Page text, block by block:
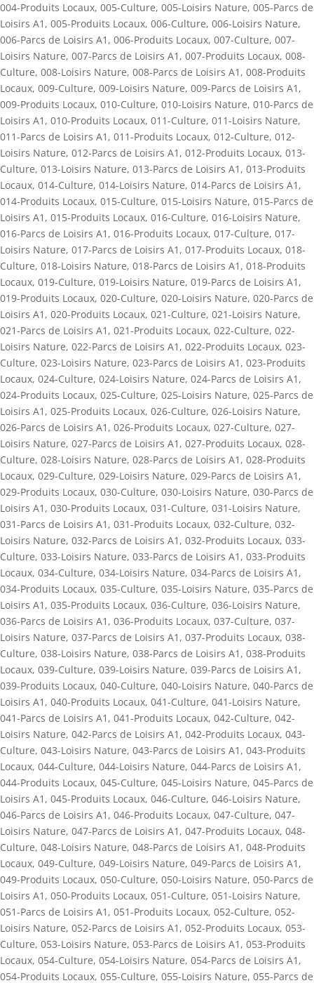
004-Produits Locaux, 005-Culture, 005-Loisirs Nature, 005-Parcs de
Loisirs A1 , 005-Produits Locaux, 006-Culture, 006-Loisirs Nature,
006-Parcs de Loisirs A1 , 006-Produits Locaux, 007-Culture, 007-
Loisirs Nature, 007-Parcs de Loisirs A1 , 007-Produits Locaux, 008-
Culture, 008-Loisirs Nature, 008-Parcs de Loisirs A1 , 008-Produits
Locaux, 009-Culture, 009-Loisirs Nature, 009-Parcs de Loisirs A1 ,
009-Produits Locaux, 010-Culture, 010-Loisirs Nature, 010-Parcs de
Loisirs A1 , 010-Produits Locaux, 011-Culture, 011-Loisirs Nature,
011-Parcs de Loisirs A1 , 011-Produits Locaux, 012-Culture, 012-
Loisirs Nature, 012-Parcs de Loisirs A1 , 012-Produits Locaux, 013-
Culture, 013-Loisirs Nature, 013-Parcs de Loisirs A1 , 013-Produits
Locaux, 014-Culture, 014-Loisirs Nature, 014-Parcs de Loisirs A1 ,
014-Produits Locaux, 015-Culture, 015-Loisirs Nature, 015-Parcs de
Loisirs A1 , 015-Produits Locaux, 016-Culture, 016-Loisirs Nature,
016-Parcs de Loisirs A1 , 016-Produits Locaux, 017-Culture, 017-
Loisirs Nature, 017-Parcs de Loisirs A1 , 017-Produits Locaux, 018-
Culture, 018-Loisirs Nature, 018-Parcs de Loisirs A1 , 018-Produits
Locaux, 019-Culture, 019-Loisirs Nature, 019-Parcs de Loisirs A1 ,
019-Produits Locaux, 020-Culture, 020-Loisirs Nature, 020-Parcs de
Loisirs A1 , 020-Produits Locaux, 021-Culture, 021-Loisirs Nature,
021-Parcs de Loisirs A1 , 021-Produits Locaux, 022-Culture, 022-
Loisirs Nature, 022-Parcs de Loisirs A1 , 022-Produits Locaux, 023-
Culture, 023-Loisirs Nature, 023-Parcs de Loisirs A1 , 023-Produits
Locaux, 024-Culture, 024-Loisirs Nature, 024-Parcs de Loisirs A1 ,
024-Produits Locaux, 025-Culture, 025-Loisirs Nature, 025-Parcs de
Loisirs A1 , 025-Produits Locaux, 026-Culture, 026-Loisirs Nature,
026-Parcs de Loisirs A1 , 026-Produits Locaux, 027-Culture, 027-
Loisirs Nature, 027-Parcs de Loisirs A1 , 027-Produits Locaux, 028-
Culture, 028-Loisirs Nature, 028-Parcs de Loisirs A1 , 028-Produits
Locaux, 029-Culture, 029-Loisirs Nature, 029-Parcs de Loisirs A1 ,
029-Produits Locaux, 030-Culture, 030-Loisirs Nature, 030-Parcs de
Loisirs A1 , 030-Produits Locaux, 031-Culture, 031-Loisirs Nature,
031-Parcs de Loisirs A1 , 031-Produits Locaux, 032-Culture, 032-
Loisirs Nature, 032-Parcs de Loisirs A1 , 032-Produits Locaux, 033-
Culture, 033-Loisirs Nature, 033-Parcs de Loisirs A1 , 033-Produits
Locaux, 034-Culture, 034-Loisirs Nature, 034-Parcs de Loisirs A1 ,
034-Produits Locaux, 035-Culture, 035-Loisirs Nature, 035-Parcs de
Loisirs A1 , 035-Produits Locaux, 036-Culture, 036-Loisirs Nature,
036-Parcs de Loisirs A1 , 036-Produits Locaux, 037-Culture, 037-
Loisirs Nature, 037-Parcs de Loisirs A1 , 037-Produits Locaux, 038-
Culture, 038-Loisirs Nature, 038-Parcs de Loisirs A1 , 038-Produits
Locaux, 039-Culture, 039-Loisirs Nature, 039-Parcs de Loisirs A1 ,
039-Produits Locaux, 040-Culture, 040-Loisirs Nature, 040-Parcs de
Loisirs A1 , 040-Produits Locaux, 041-Culture, 041-Loisirs Nature,
041-Parcs de Loisirs A1 , 041-Produits Locaux, 042-Culture, 042-
Loisirs Nature, 042-Parcs de Loisirs A1 , 042-Produits Locaux, 043-
Culture, 043-Loisirs Nature, 043-Parcs de Loisirs A1 , 043-Produits
Locaux, 044-Culture, 044-Loisirs Nature, 044-Parcs de Loisirs A1 ,
044-Produits Locaux, 045-Culture, 045-Loisirs Nature, 045-Parcs de
Loisirs A1 , 045-Produits Locaux, 046-Culture, 046-Loisirs Nature,
046-Parcs de Loisirs A1 , 046-Produits Locaux, 047-Culture, 047-
Loisirs Nature, 047-Parcs de Loisirs A1 , 047-Produits Locaux, 048-
Culture, 048-Loisirs Nature, 048-Parcs de Loisirs A1 , 048-Produits
Locaux, 049-Culture, 049-Loisirs Nature, 049-Parcs de Loisirs A1 ,
049-Produits Locaux, 050-Culture, 050-Loisirs Nature, 050-Parcs de
Loisirs A1 , 050-Produits Locaux, 051-Culture, 051-Loisirs Nature,
051-Parcs de Loisirs A1 , 051-Produits Locaux, 052-Culture, 052-
Loisirs Nature, 052-Parcs de Loisirs A1 , 052-Produits Locaux, 053-
Culture, 053-Loisirs Nature, 053-Parcs de Loisirs A1 , 053-Produits
Locaux, 054-Culture, 054-Loisirs Nature, 054-Parcs de Loisirs A1 ,
054-Produits Locaux, 055-Culture, 055-Loisirs Nature, 055-Parcs de